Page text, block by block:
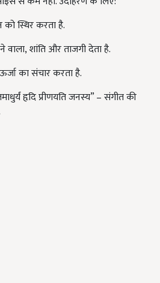
को स्थिर करता है.
वाला, शांति और ताजगी देता है.
का संचार करता है.
हृदि प्रीणयति जनस्य” – संगीत की